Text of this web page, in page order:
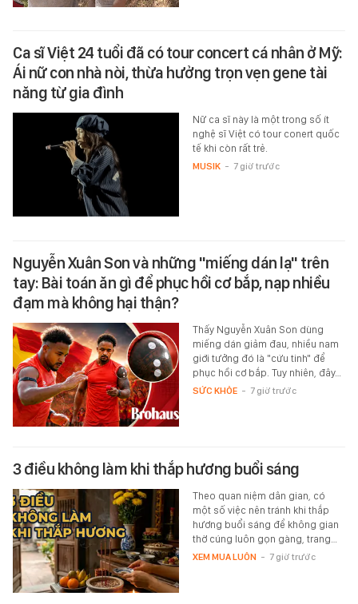
Ca sĩ Việt 24 tuổi đã có tour concert cá nhân ở Mỹ:
Ái nữ con nhà nòi, thừa hưởng trọn vẹn gene tài
năng từ gia đình
Nữ ca sĩ này là một trong số ít
nghệ sĩ Việt có tour conert quốc
tế khi còn rất trẻ.
MUSIK - 7 giờ trước
Nguyễn Xuân Son và những "miếng dán lạ" trên
tay: Bài toán ăn gì để phục hồi cơ bắp, nạp nhiều
đạm mà không hại thận?
Thấy Nguyễn Xuân Son dùng
miếng dán giảm đau, nhiều nam
giới tưởng đó là "cứu tinh" để
phục hồi cơ bắp. Tuy nhiên, đây…
SỨC KHỎE - 7 giờ trước
3 điều không làm khi thắp hương buổi sáng
Theo quan niệm dân gian, có
một số việc nên tránh khi thắp
hương buổi sáng để không gian
thờ cúng luôn gọn gàng, trang…
XEM MUA LUÔN - 7 giờ trước